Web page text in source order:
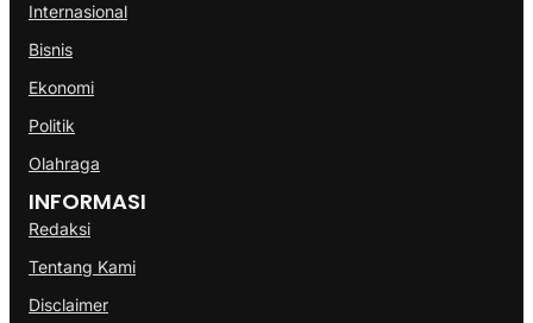
Internasional
Bisnis
Ekonomi
Politik
Olahraga
INFORMASI
Redaksi
Tentang Kami
Disclaimer